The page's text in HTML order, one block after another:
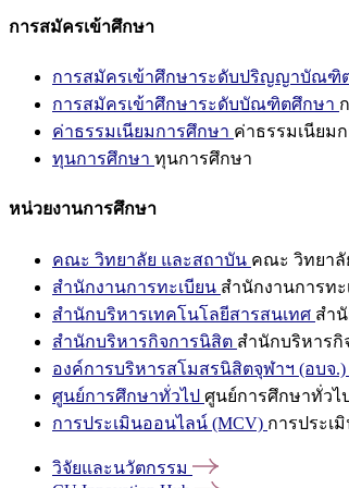
การสมัครเข้าศึกษา
การสมัครเข้าศึกษาระดับปริญญาบัณฑิ
การสมัครเข้าศึกษาระดับบัณฑิตศึกษา
ค่าธรรมเนียมการศึกษา ค่าธรรมเนียม
ทุนการศึกษา ทุนการศึกษา
หน่วยงานการศึกษา
คณะ วิทยาลัย และสถาบัน คณะ วิทยาลั
สำนักงานการทะเบียน สำนักงานการทะ
สำนักบริหารเทคโนโลยีสารสนเทศ สำ
สำนักบริหารกิจการนิสิต สำนักบริหารกิ
องค์การบริหารสโมสรนิสิตจุฬาฯ (อบจ.)
ศูนย์การศึกษาทั่วไป ศูนย์การศึกษาทั่วไป
การประเมินออนไลน์ (MCV) การประเ
วิจัยและนวัตกรรม